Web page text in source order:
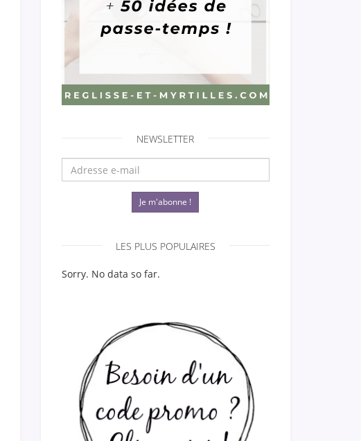
NEWSLETTER
Je m'abonne !
LES PLUS POPULAIRES
Sorry. No data so far.